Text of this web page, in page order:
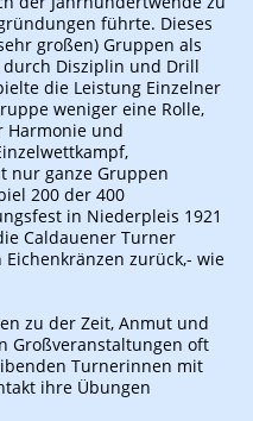
führte. Dieses
großen) Gruppen als
Disziplin und Drill
die Leistung Einzelner
weniger eine Rolle,
Harmonie und
nur ganze Gruppen
200 der 400
in Niederpleis 1921
Caldauener Turner
zurück,- wie
zu der Zeit, Anmut und
Großveranstaltungen oft
Turnerinnen mit
ihre Übungen